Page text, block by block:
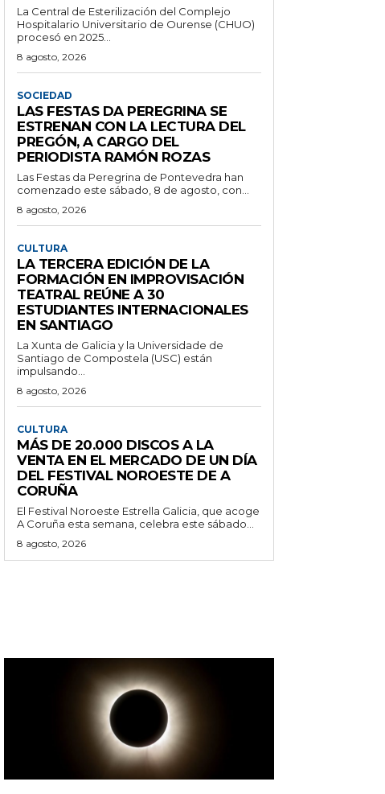
La Central de Esterilización del Complejo
Hospitalario Universitario de Ourense (CHUO)
procesó en 2025...
8 agosto, 2026
SOCIEDAD
LAS FESTAS DA PEREGRINA SE
ESTRENAN CON LA LECTURA DEL
PREGÓN, A CARGO DEL
PERIODISTA RAMÓN ROZAS
Las Festas da Peregrina de Pontevedra han
comenzado este sábado, 8 de agosto, con...
8 agosto, 2026
CULTURA
LA TERCERA EDICIÓN DE LA
FORMACIÓN EN IMPROVISACIÓN
TEATRAL REÚNE A 30
ESTUDIANTES INTERNACIONALES
EN SANTIAGO
La Xunta de Galicia y la Universidade de
Santiago de Compostela (USC) están
impulsando...
8 agosto, 2026
CULTURA
MÁS DE 20.000 DISCOS A LA
VENTA EN EL MERCADO DE UN DÍA
DEL FESTIVAL NOROESTE DE A
CORUÑA
El Festival Noroeste Estrella Galicia, que acoge
A Coruña esta semana, celebra este sábado...
8 agosto, 2026